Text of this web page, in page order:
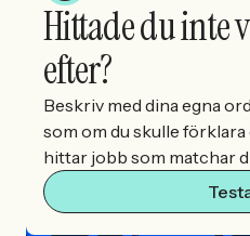
Hittade du inte
efter?
Beskriv med dina egna
som om du skulle
hittar jobb som matchar